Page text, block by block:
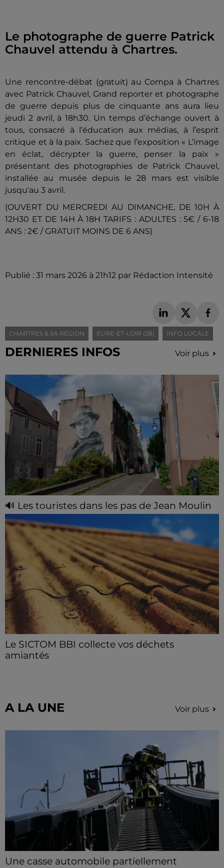
Le photographe de guerre Patrick
Chauvel attendu à Chartres.
Une rencontre-débat (gratuit) au Compa à Chartres
avec Patrick Chauvel, Grand reporter et photographe
de guerre depuis plus de cinquante ans aura lieu
jeudi 2 avril, à 18h30. Un temps d’échange ouvert à
tous, consacré à l’éducation aux médias, à l’esprit
critique et à la paix. Sachez que l’exposition « L’image
en éclat, décrypter la guerre, penser la paix »
présentant des photographies de Patrick Chauvel,
installée au musée depuis le 28 mars est visible
jusqu'au 3 avril.
(OUVERT DU MERCREDI AU DIMANCHE, DE 10H À
12H30 ET DE 14H À 18H TARIFS : ADULTES : 5€ / 6-18
ANS : 2€ / GRATUIT MOINS DE 6 ANS)
Publié : 31 mars 2026 à 21h12 par Rédaction Intensité
CHARTRES & SA RÉGION EURE-ET-LOIR (28) INFO LOCALE
DERNIERES INFOS Voir plus
🔊 Les touristes dans les pas de Jean Moulin
Le « tourisme de mémoire » s'invite dans les sorties
estivales de Chartres Tourisme.
Le SICTOM BBI collecte vos déchets
amiantés
A LA UNE Voir plus
Une casse automobile partiellement